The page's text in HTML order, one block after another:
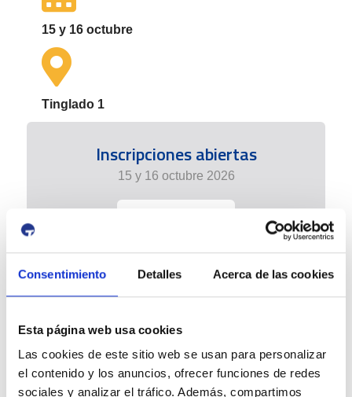
Consentimiento Detalles Acerca de las cookies
Esta página web usa cookies
Las cookies de este sitio web se usan para personalizar
el contenido y los anuncios, ofrecer funciones de redes
sociales y analizar el tráfico. Además, compartimos
15 y 16 octubre
Tinglado 1
Inscripciones abiertas
15 y 16 octubre 2026